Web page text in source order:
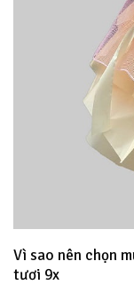
Vì sao nên chọn
tươi 9x